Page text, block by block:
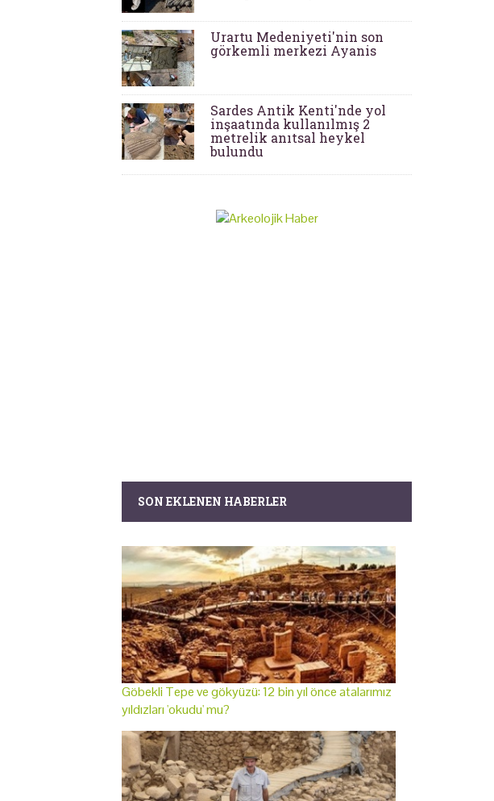
Urartu Medeniyeti'nin son
görkemli merkezi Ayanis
Sardes Antik Kenti'nde yol
inşaatında kullanılmış 2
metrelik anıtsal heykel
bulundu
SON EKLENEN HABERLER
Göbekli Tepe ve gökyüzü: 12 bin yıl önce atalarımız
yıldızları 'okudu' mu?